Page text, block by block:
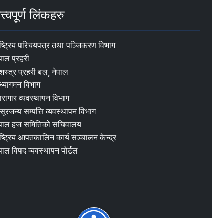
लिंकहरु
परिचयपत्र तथा पञ्‍जिकरण विभाग
प्रहरी
प्रहरी बल¸ नेपाल
विभाग
व्यवस्थापन विभाग
सम्पत्ति व्यवस्थापन विभाग
हज समितिको सचिवालय
आपतकालिन कार्य सञ्चालन केन्द्र
विपद व्यवस्थापन पोर्टल